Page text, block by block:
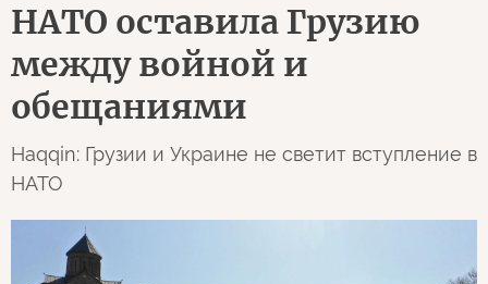
НАТО оставила Грузию
между войной и
обещаниями
Haqqin: Грузии и Украине не светит вступление в
НАТО